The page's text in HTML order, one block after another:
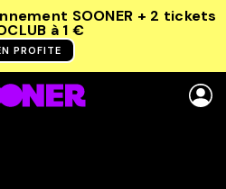
SOONER + 2 tickets
à 1 €
PROFITE